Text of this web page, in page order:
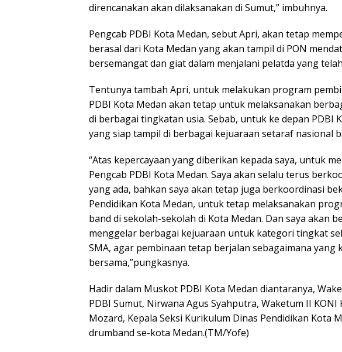
direncanakan akan dilaksanakan di Sumut,” imbuhnya.
Pengcab PDBI Kota Medan, sebut Apri, akan tetap
berasal dari Kota Medan yang akan tampil di PON
bersemangat dan giat dalam menjalani pelatda yang
Tentunya tambah Apri, untuk melakukan program
PDBI Kota Medan akan tetap untuk melaksanakan
di berbagai tingkatan usia. Sebab, untuk ke depan PDBI
yang siap tampil di berbagai kejuaraan setaraf nasional
“Atas kepercayaan yang diberikan kepada saya, untuk
Pengcab PDBI Kota Medan. Saya akan selalu terus
yang ada, bahkan saya akan tetap juga berkoordinasi
Pendidikan Kota Medan, untuk tetap melaksanakan
band di sekolah-sekolah di Kota Medan. Dan saya akan
menggelar berbagai kejuaraan untuk kategori tingkat
SMA, agar pembinaan tetap berjalan sebagaimana yang
bersama,”pungkasnya.
Hadir dalam Muskot PDBI Kota Medan diantaranya,
PDBI Sumut, Nirwana Agus Syahputra, Waketum II
Mozard, Kepala Seksi Kurikulum Dinas Pendidikan Kota
drumband se-kota Medan.(TM/Yofe)